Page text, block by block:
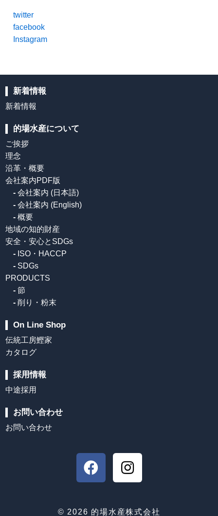
twitter
facebook
Instagram
新着情報
新着情報
的場水産について
ご挨拶
理念
沿革・概要
会社案内PDF版
- 会社案内 (日本語)
- 会社案内 (English)
- 概要
地域の知的財産
安全・安心とSDGs
- ISO・HACCP
- SDGs
PRODUCTS
- 節
- 削り・粉末
On Line Shop
伝統工房鰹家
カタログ
採用情報
中途採用
お問い合わせ
お問い合わせ
F
a
I
n
© 2026 的場水産株式会社